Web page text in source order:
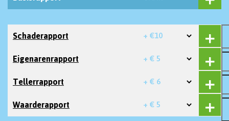
Schaderapport + €10
Eigenarenrapport + € 5
Tellerrapport + € 6
Waarderapport + € 5